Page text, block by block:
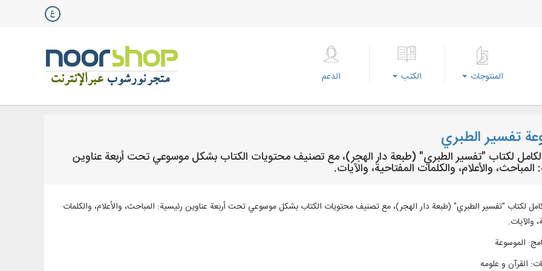
المنتوجات الكتب الدعم
تفسير الطبري
لكتاب "تفسير الطبري" (طبعة دار الهجر)، مع تصنيف محتويات الكتاب بشكل موسوعي تحت أربعة عناوين
المباحث، والأعلام، والكلمات المفتاحية، والآيات.
لكتاب "تفسير الطبري" (طبعة دار الهجر)، مع تصنيف محتويات الكتاب بشكل موسوعي تحت أربعة عناوين رئيسية: المباحث، والأعلام، والكلمات
والآيات.
: الموسوعة
: القرآن و علومه